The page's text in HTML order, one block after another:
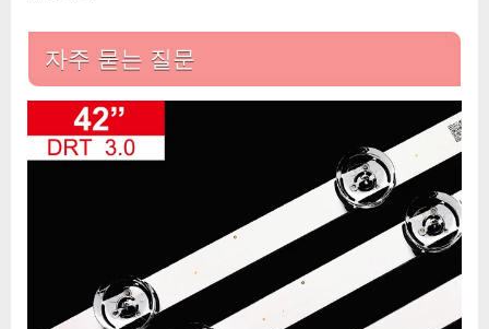
자주 묻는 질문